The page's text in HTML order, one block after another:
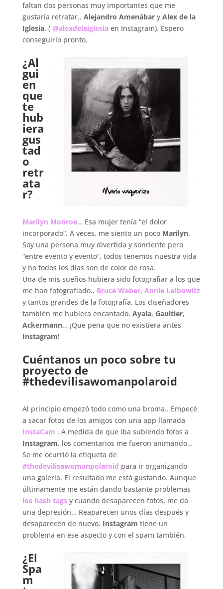
faltan dos personas muy importantes que me
gustaría retratar.. Alejandro Amenábary Alex de la
Iglesia. ( @alexdelaiglesiaen Instagram). Espero
conseguirlo pronto.
¿Al
gui
en
que
te
hub
iera
gus
tad
o
retr
ata
r?
Marilyn Monroe… Esa mujer tenía “el dolor
incorporado”. A veces, me siento un pocoMarilyn.
Soy una persona muy divertida y sonriente pero
“entre evento y evento”, todos tenemos nuestra vida
y no todos los días son de color de rosa.
Una de mis sueños hubiera sido fotografiar a los que
me han fotografiado.. Bruce Weber, Annie LeIbowitz
y tantos grandes de la fotografía. Los diseñadores
también me hubiera encantado. Ayala, Gaultier,
Ackermann… ¡Que pena que no existiera antes
Instagram!
Cuéntanos un poco sobre tu
proyecto de
#thedevilisawomanpolaroid
Al principio empezó todo como una broma.. Empecé
a sacar fotos de los amigos con una app llamada
InstaCam . A medida de que iba subiendo fotos a
Instagram, los comentarios me fueron animando…
Se me ocurrió la etiqueta de
#thedevilisawomanpolaroid para ir organizando
una galería. El resultado me está gustando. Aunque
últimamente me están dando bastante problemas
los hash tagsy cuando desaparecen fotos, me da
una depresión… Reaparecen unos días después y
desaparecen de nuevo. Instagram tiene un
problema en ese aspecto y con el spam también.
¿El
Spa
m